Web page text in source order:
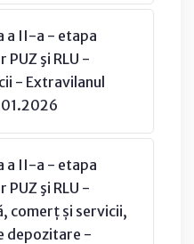
a II-a - etapa
şi RLU -
- Extravilanul
a II-a - etapa
şi RLU -
comerț și servicii,
depozitare -